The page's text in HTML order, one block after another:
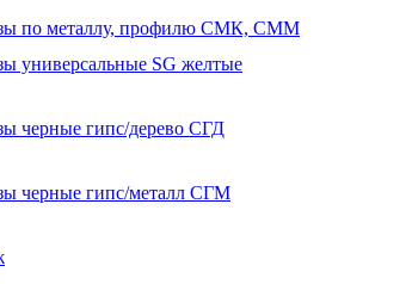
по металлу, профилю СМК, СММ
универсальные SG желтые
черные гипс/дерево СГД
черные гипс/металл СГМ